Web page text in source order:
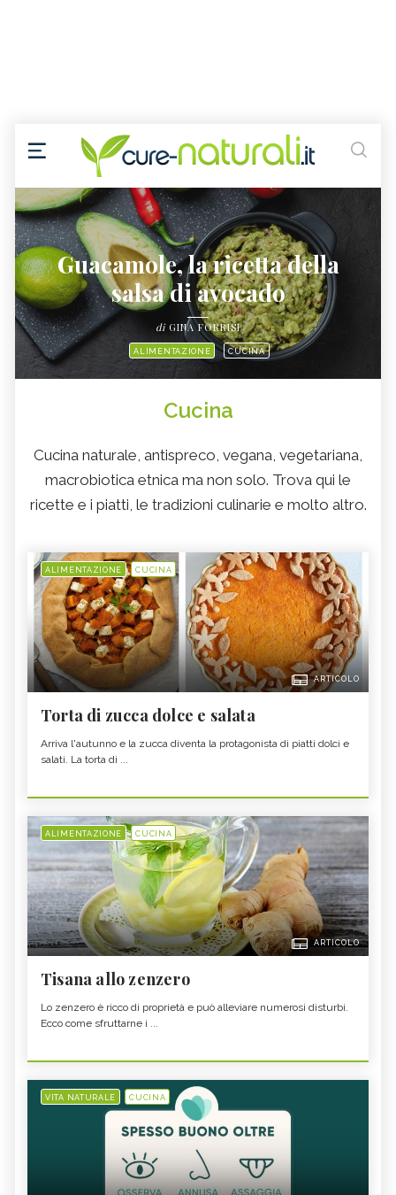
Guacamole, la ricetta della
salsa di avocado
di GINA FORRISI
ALIMENTAZIONE CUCINA
Cucina
Cucina naturale, antispreco, vegana, vegetariana,
macrobiotica etnica ma non solo. Trova qui le
ricette e i piatti, le tradizioni culinarie e molto altro.
ALIMENTAZIONE CUCINA
ARTICOLO
Torta di zucca dolce e salata
Arriva l'autunno e la zucca diventa la protagonista di piatti dolci e
salati. La torta di ...
ALIMENTAZIONE CUCINA
ARTICOLO
Tisana allo zenzero
Lo zenzero è ricco di proprietà e può alleviare numerosi disturbi.
Ecco come sfruttarne i ...
VITA NATURALE CUCINA